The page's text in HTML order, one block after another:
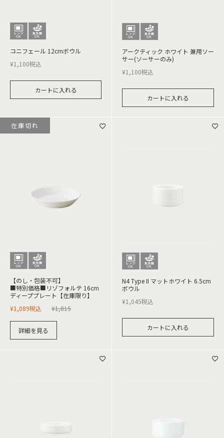
コニフェール 12cmボウル
¥1,100税込
カートに入れる
アークティック ホワイト 兼用ソー
サー(ソーサーのみ)
¥1,100税込
カートに入れる
【のし・包装不可】
■特別価格■リゾフォルテ 16cm
ディーププレート【在庫限り】
¥1,815
¥1,089税込
詳細を見る
在庫切れ
N4 Type II マットホワイト 6.5cm
ボウル
¥1,045税込
カートに入れる